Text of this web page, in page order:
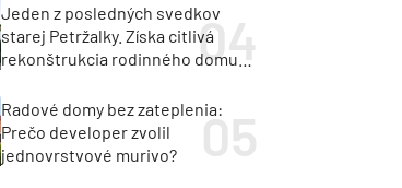
Jeden z posledných svedkov
starej Petržalky. Získa citlivá
rekonštrukcia rodinného domu
Radové domy bez zateplenia:
Prečo developer zvolil
jednovrstvové murivo?